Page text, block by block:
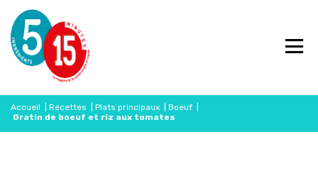
Accueil Recettes Plats principaux Boeuf
Gratin de boeuf et riz aux tomates